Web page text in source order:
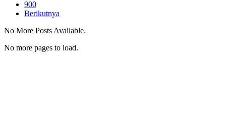
900
Berikutnya
No More Posts Available.
No more pages to load.